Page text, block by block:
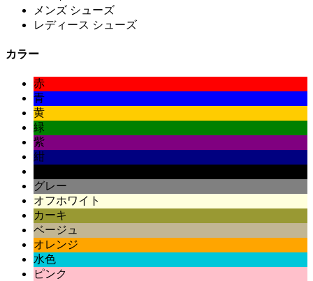
メンズ シューズ
レディース シューズ
カラー
赤
青
黄
緑
紫
紺
グレー
オフホワイト
カーキ
ベージュ
オレンジ
水色
ピンク